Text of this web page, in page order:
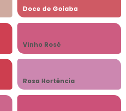
Doce de Goiaba
Vinho Rosé
Rosa Hortência